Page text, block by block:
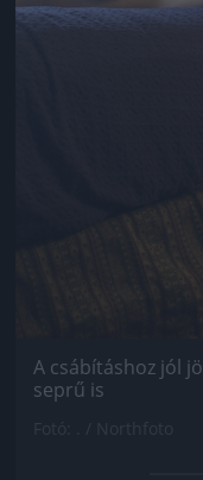
A csábításhoz jól
seprű is